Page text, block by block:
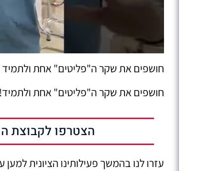
חושפים את שקר ה"פליטים" אחת ולתמיד –
חושפים את שקר ה"פליטים" אחת ולתמיד!
הצטרפו לקבוצת
עזרו לנו בהמשך פעילותינו הציונית